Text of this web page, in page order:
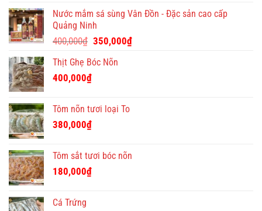
nghĩa
độc
đáo
Nước mắm sá sùng Vân Đồn - Đặc sản cao cấp
Quảng Ninh
400,000₫ Giá
là:
350,000₫Giá
Thịt Ghẹ Bóc Nõn
400,000₫
Tôm nõn tươi loại To
380,000₫
Tôm sắt tươi bóc nõn
180,000₫
Cá Trứng